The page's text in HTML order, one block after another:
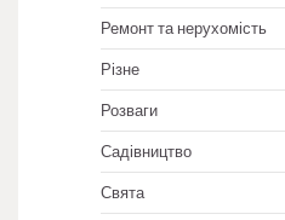
Ремонт та нерухомість
Різне
Розваги
Садівництво
Свята